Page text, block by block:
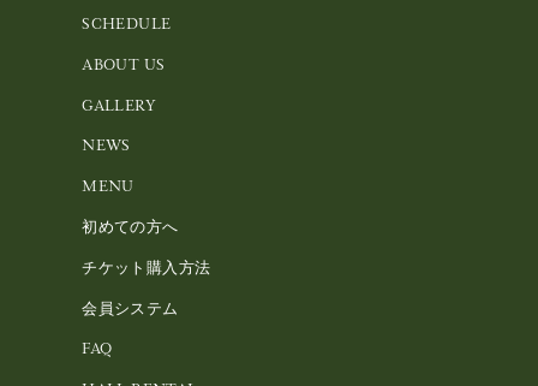
SCHEDULE
ABOUT US
GALLERY
NEWS
MENU
初めての方へ
チケット購入方法
会員システム
FAQ